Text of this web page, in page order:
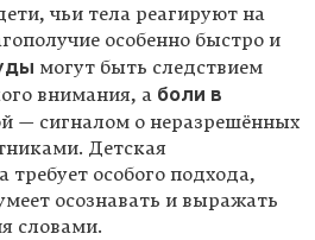
чьи тела реагируют на
особенно быстро и
могут быть следствием
внимания, а боли в
— сигналом о неразрешённых
Детская
требует особого подхода,
осознавать и выражать
словами.